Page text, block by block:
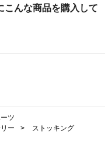
こんな商品を購入して
ツ
ー >
ストッキング